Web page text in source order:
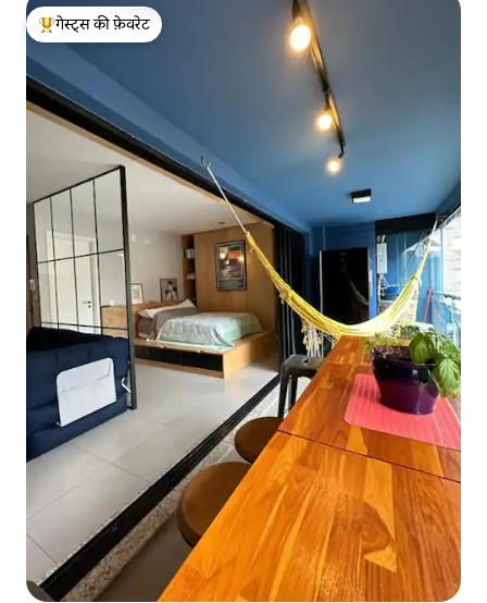
गेस्ट्स का टॉप फ़ेवरेट
गेस्ट्स की फ़ेवरेट